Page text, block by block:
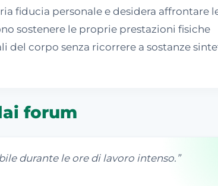
fiducia personale e desidera affrontare
sostenere le proprie prestazioni fisiche
corpo senza ricorrere a sostanze
forum
durante le ore di lavoro intenso. ”